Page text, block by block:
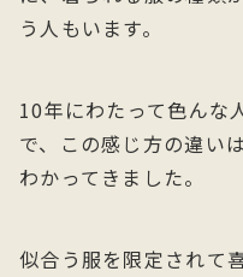
う人もいます。
10年にわたって色んな
で、この感じ方の違い
わかってきました。
似合う服を限定されて